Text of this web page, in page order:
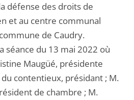
défense des droits de
et au centre communal
de Caudry.
séance du 13 mai 2022 où
Maugüé, présidente
contentieux, présidant ; M.
de chambre ; M.